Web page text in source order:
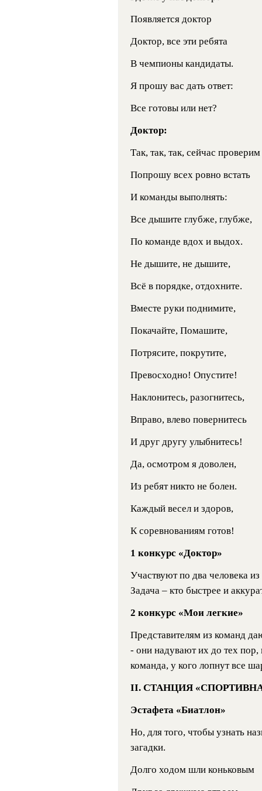
Появляется доктор
Доктор, все эти ребята
В чемпионы кандидаты.
Я прошу вас дать ответ:
Все готовы или нет?
Доктор:
Так, так, так, сейчас проверим
Попрошу всех ровно встать
И команды выполнять:
Все дышите глубже, глубже,
По команде вдох и выдох.
Не дышите, не дышите,
Всё в порядке, отдохните.
Вместе руки поднимите,
Покачайте, Помашите,
Потрясите, покрутите,
Превосходно! Опустите!
Наклонитесь, разогнитесь,
Вправо, влево повернитесь
И друг другу улыбнитесь!
Да, осмотром я доволен,
Из ребят никто не болен.
Каждый весел и здоров,
К соревнованиям готов!
1 конкурс «Доктор»
Участвуют по два человека
Задача – кто быстрее и
2 конкурс «Мои легкие»
Представителям из команд
- они надувают их до тех пор,
команда, у кого лопнут все
II. СТАНЦИЯ
Эстафета «Биатлон»
Но, для того, чтобы узнать
загадки.
Долго ходом шли коньковым